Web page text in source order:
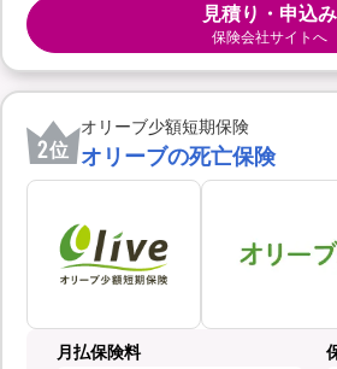
見積り・申込み
保険会社サイトへ
2位
オリーブ少額短期保険
オリーブの死亡保険
月払保険料